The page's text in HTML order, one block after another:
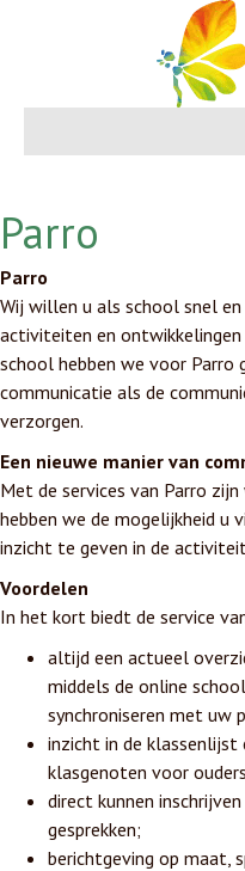
Parro
Parro
Wij willen u als school snel
activiteiten en ontwikkelingen
school hebben we voor Parro
communicatie als de
verzorgen.
Een nieuwe manier van
Met de services van Parro
hebben we de mogelijkheid u
inzicht te geven in de
Voordelen
In het kort biedt de service
altijd een actueel
middels de online
synchroniseren met uw
inzicht in de
klasgenoten voor
direct kunnen
gesprekken;
berichtgeving op maat,